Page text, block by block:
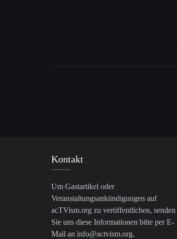
Kontakt
Um Gastartikel oder
Veranstaltungsankündigungen auf
acTVism.org zu veröffentlichen, senden
Sie uns diese Informationen bitte per E-
Mail an info@actvism.org.